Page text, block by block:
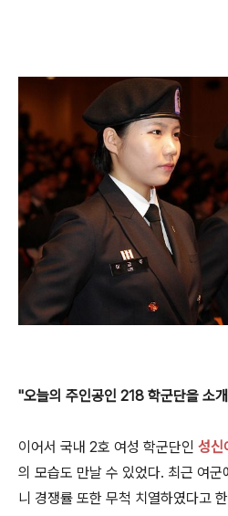
"오늘의 주인공인 218 학군단을 소
이어서 국내 2호 여성 학군단인 성신
의 모습도 만날 수 있었다. 최근 여
니 경쟁률 또한 무척 치열하였다고